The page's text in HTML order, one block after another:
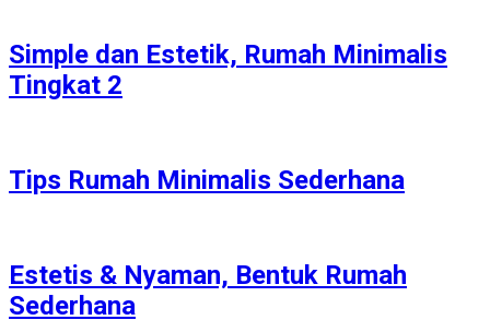
Simple dan Estetik, Rumah Minimalis
Tingkat 2
Tips Rumah Minimalis Sederhana
Estetis & Nyaman, Bentuk Rumah
Sederhana